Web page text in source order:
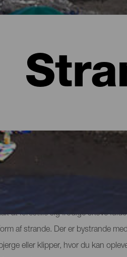
at forestille sig frodige skove
af strande. Der er bystrande
eller klipper, hvor du kan